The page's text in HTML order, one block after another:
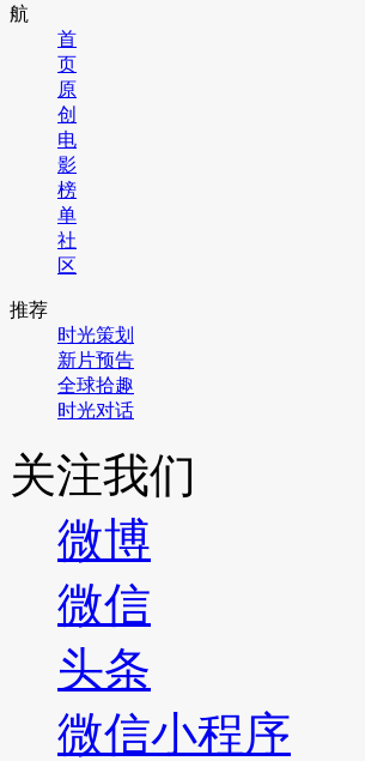
航
首
页
原
创
电
影
榜
单
社
区
推荐
时光策划
新片预告
全球拾趣
时光对话
关注我们
微博
微信
头条
微信小程序